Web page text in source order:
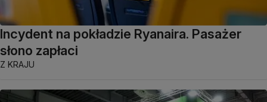
Incydent na pokładzie Ryanaira. Pasażer
słono zapłaci
Z KRAJU